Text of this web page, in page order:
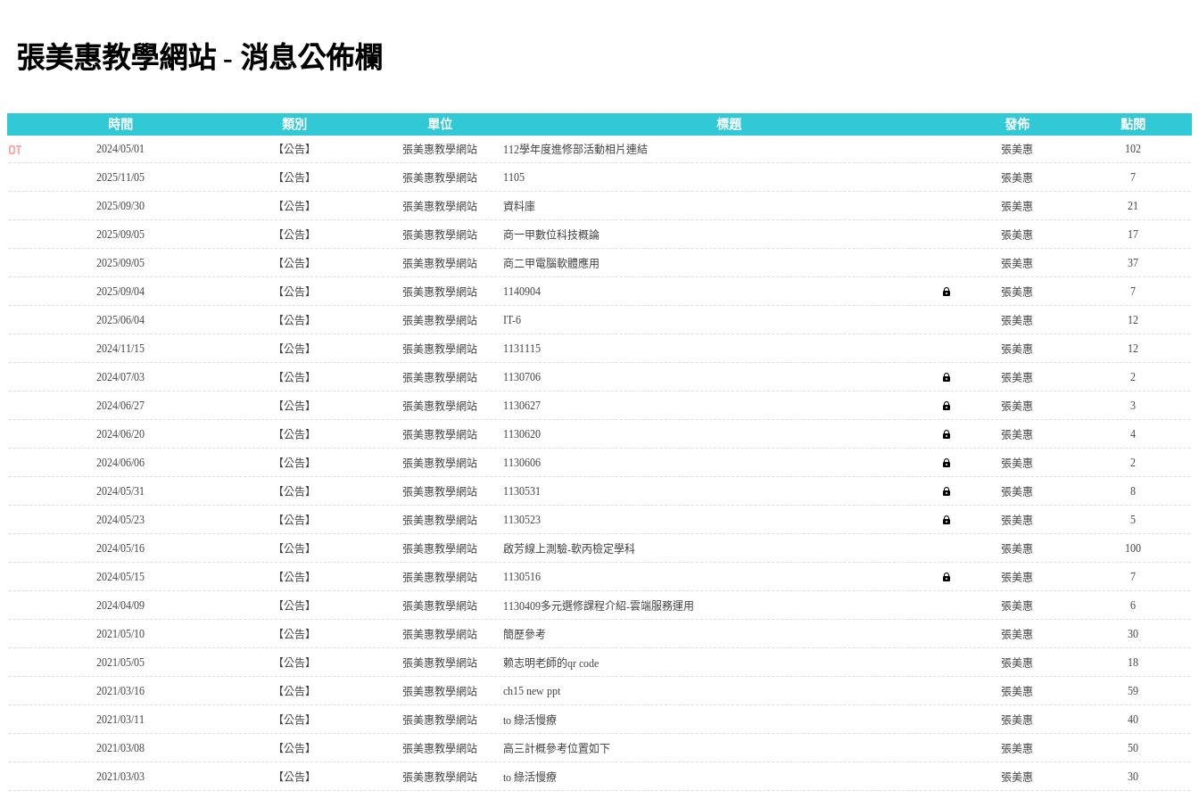
張美惠教學網站 - 消息公佈欄
時間 類別 單位 標題 發佈 點閱
2024/05/01 【公告】 張美惠教學網站 112學年度進修部活動相片連結 張美惠 102
2025/11/05 【公告】 張美惠教學網站 1105 張美惠 7
2025/09/30 【公告】 張美惠教學網站 資料庫 張美惠 21
2025/09/05 【公告】 張美惠教學網站 商一甲數位科技概論 張美惠 17
2025/09/05 【公告】 張美惠教學網站 商二甲電腦軟體應用 張美惠 37
2025/09/04 【公告】 張美惠教學網站 1140904 張美惠 7
2025/06/04 【公告】 張美惠教學網站 IT-6 張美惠 12
2024/11/15 【公告】 張美惠教學網站 1131115 張美惠 12
2024/07/03 【公告】 張美惠教學網站 1130706 張美惠 2
2024/06/27 【公告】 張美惠教學網站 1130627 張美惠 3
2024/06/20 【公告】 張美惠教學網站 1130620 張美惠 4
2024/06/06 【公告】 張美惠教學網站 1130606 張美惠 2
2024/05/31 【公告】 張美惠教學網站 1130531 張美惠 8
2024/05/23 【公告】 張美惠教學網站 1130523 張美惠 5
2024/05/16 【公告】 張美惠教學網站 啟芳線上測驗-軟丙檢定學科 張美惠 100
2024/05/15 【公告】 張美惠教學網站 1130516 張美惠 7
2024/04/09 【公告】 張美惠教學網站 1130409多元選修課程介紹-雲端服務運用 張美惠 6
2021/05/10 【公告】 張美惠教學網站 簡歷參考 張美惠 30
2021/05/05 【公告】 張美惠教學網站 赖志明老師的qr code 張美惠 18
2021/03/16 【公告】 張美惠教學網站 ch15 new ppt 張美惠 59
2021/03/11 【公告】 張美惠教學網站 to 綠活慢療 張美惠 40
2021/03/08 【公告】 張美惠教學網站 高三計概參考位置如下 張美惠 50
2021/03/03 【公告】 張美惠教學網站 to 綠活慢療 張美惠 30